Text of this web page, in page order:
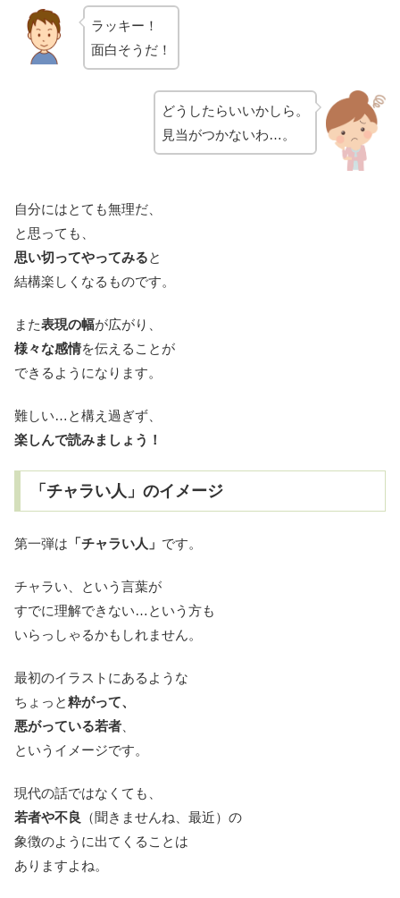
ラッキー！
面白そうだ！
どうしたらいいかしら。
見当がつかないわ…。
自分にはとても無理だ、
と思っても、
思い切ってやってみると
結構楽しくなるものです。
また表現の幅が広がり、
様々な感情を伝えることが
できるようになります。
難しい…と構え過ぎず、
楽しんで読みましょう！
「チャラい人」のイメージ
第一弾は 「チャラい人」 です。
チャラい、という言葉が
すでに理解できない…という方も
いらっしゃるかもしれません。
最初のイラストにあるような
ちょっと粋がって、
悪がっている若者
というイメージです。
現代の話ではなくても、
若者や不良
（聞きませんね、最近）の
象徴のように出てくることは
ありますよね。